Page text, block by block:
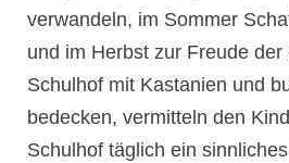
verwandeln, im Sommer
und im Herbst zur Freude der
Schulhof mit Kastanien und
bedecken, vermitteln den
Schulhof täglich ein